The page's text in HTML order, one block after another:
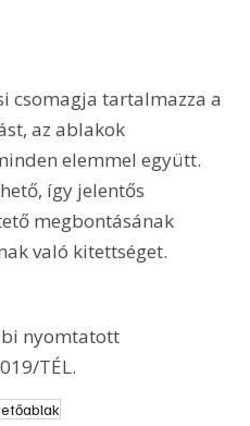
csomagja tartalmazza a
az ablakok
elemmel együtt.
így jelentős
megbontásának
való kitettséget.
nyomtatott
TÉL.